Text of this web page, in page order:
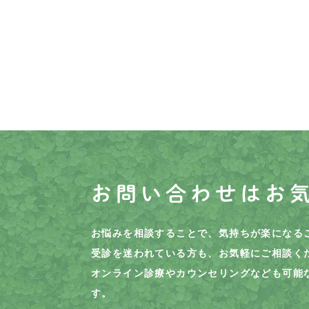
お問い合わせはお
お悩みを相談することで、気持ちが楽になる
受診を迷われている方も、お気軽にご相談く
オンライン診療やカウンセリングなども可能
す。